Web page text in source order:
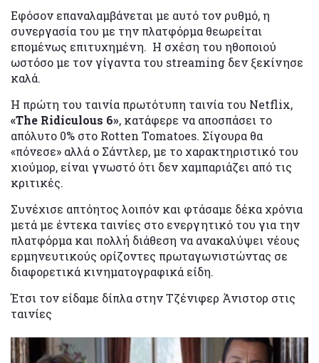
Εφόσον επαναλαμβάνεται με αυτό τον ρυθμό, η
συνεργασία του με την πλατφόρμα θεωρείται
επομένως επιτυχημένη. Η σχέση του ηθοποιού
ωστόσο με τον γίγαντα του streaming δεν ξεκίνησε
καλά.
Η πρώτη του ταινία πρωτότυπη ταινία του Netflix,
«The Ridiculous 6», κατάφερε να αποσπάσει το
απόλυτο 0% στο Rotten Tomatoes. Σίγουρα θα
«πόνεσε» αλλά ο Σάντλερ, με το χαρακτηριστικό του
χιούμορ, είναι γνωστό ότι δεν χαμπαριάζει από τις
κριτικές.
Συνέχισε απτόητος λοιπόν και φτάσαμε δέκα χρόνια
μετά με έντεκα ταινίες στο ενεργητικό του για την
πλατφόρμα και πολλή διάθεση να ανακαλύψει νέους
ερμηνευτικούς ορίζοντες πρωταγωνιστώντας σε
διαφορετικά κινηματογραφικά είδη.
Έτσι τον είδαμε δίπλα στην Τζένιφερ Άνιστορ στις
ταινίες